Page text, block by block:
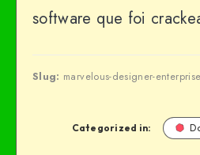
software que foi
Slug: marvelous-designer-
Categorized in: